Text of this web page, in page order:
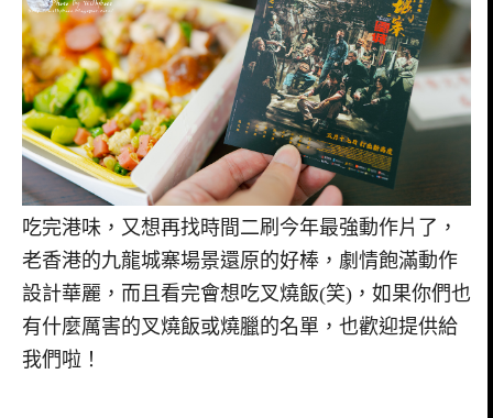
吃完港味，又想再找時間二刷今年最強動作片了，
老香港的九龍城寨場景還原的好棒，劇情飽滿動作
設計華麗，而且看完會想吃叉燒飯(笑)，如果你們也
有什麼厲害的叉燒飯或燒臘的名單，也歡迎提供給
我們啦！